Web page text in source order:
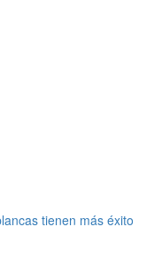
tienen más éxito